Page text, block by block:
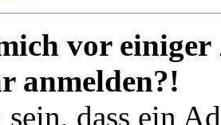
vor
anmelden?!
sein, dass ein